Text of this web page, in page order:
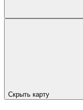
Скрыть карту